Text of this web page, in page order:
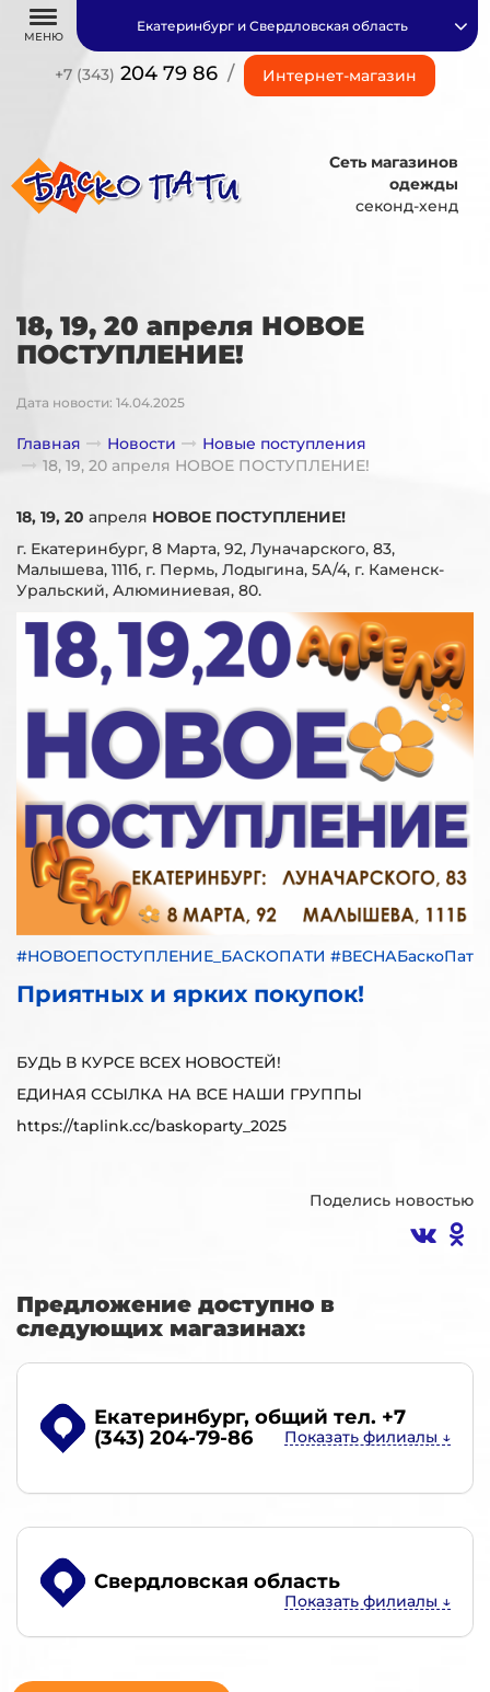
МЕНЮ
+7 (343) 204 79 86 / Интернет-магазин
Екатеринбург и Свердловская область
Сеть магазинов
одежды
секонд-хенд
18, 19, 20 апреля НОВОЕ
ПОСТУПЛЕНИЕ!
Дата новости: 14.04.2025
Главная Новости
Новые поступления
18, 19, 20 апреля НОВОЕ ПОСТУПЛЕНИЕ!
18, 19, 20 апреля НОВОЕ ПОСТУПЛЕНИЕ!
г. Екатеринбург, 8 Марта, 92, Луначарского, 83,
Малышева, 111б, г. Пермь, Лодыгина, 5А/4, г. Каменск-
Уральский, Алюминиевая, 80.
#НОВОЕПОСТУПЛЕНИЕ_БАСКОПАТИ #ВЕСНАБаскоПати
Приятных и ярких покупок!
БУДЬ В КУРСЕ ВСЕХ НОВОСТЕЙ!
ЕДИНАЯ ССЫЛКА НА ВСЕ НАШИ ГРУППЫ
https://taplink.cc/baskoparty_2025
Поделись новостью
Предложение доступно в
следующих магазинах:
Екатеринбург, общий тел. +7
(343) 204-79-86
Свердловская область